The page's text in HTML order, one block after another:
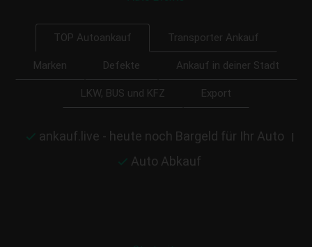
TOP Autoankauf Transporter Ankauf
Marken Defekte Ankauf in deiner Stadt
LKW, BUS und KFZ Export
ankauf.live - heute noch Bargeld für Ihr Auto |
Auto Abkauf